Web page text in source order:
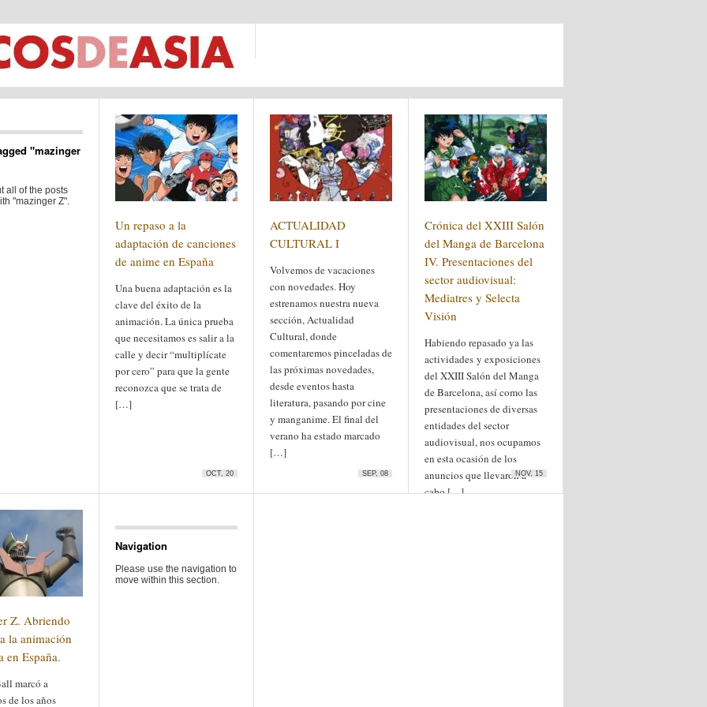
"mazinger
all of the posts
"mazinger Z".
Un repaso a la
adaptación de canciones
de anime en España
Una buena adaptación es la
clave del éxito de la
animación. La única prueba
que necesitamos es salir a la
calle y decir “multiplícate
por cero” para que la gente
reconozca que se trata de
[…]
OCT, 20
ACTUALIDAD
CULTURAL I
Volvemos de vacaciones
con novedades. Hoy
estrenamos nuestra nueva
sección, Actualidad
Cultural, donde
comentaremos pinceladas de
las próximas novedades,
desde eventos hasta
literatura, pasando por cine
y manganime. El final del
verano ha estado marcado
[…]
SEP, 08
Crónica del XXIII Salón
del Manga de Barcelona
IV. Presentaciones del
sector audiovisual:
Mediatres y Selecta
Visión
Habiendo repasado ya las
actividades y exposiciones
del XXIII Salón del Manga
de Barcelona, así como las
presentaciones de diversas
entidades del sector
audiovisual, nos ocupamos
en esta ocasión de los
anuncios que llevaron a
cabo […]
NOV, 15
Z. Abriendo
la animación
en España.
marcó a
de los años
Navigation
Please use the navigation to
move within this section.